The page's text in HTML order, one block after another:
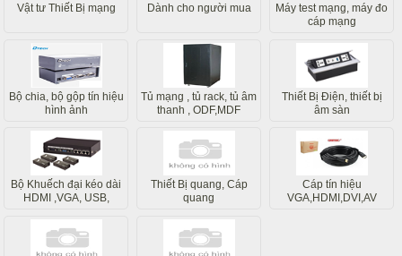
Vật tư Thiết Bị mạng Dành cho người mua
Máy test mạng, máy đo
cáp mạng
Bộ chia, bộ gộp tín hiệu
hình ảnh
Tủ mạng , tủ rack, tủ âm
thanh , ODF,MDF
Thiết Bị Điện, thiết bị
âm sàn
Bộ Khuếch đại kéo dài
HDMI ,VGA, USB,
Thiết Bị quang, Cáp
quang
Cáp tín hiệu
VGA,HDMI,DVI,AV